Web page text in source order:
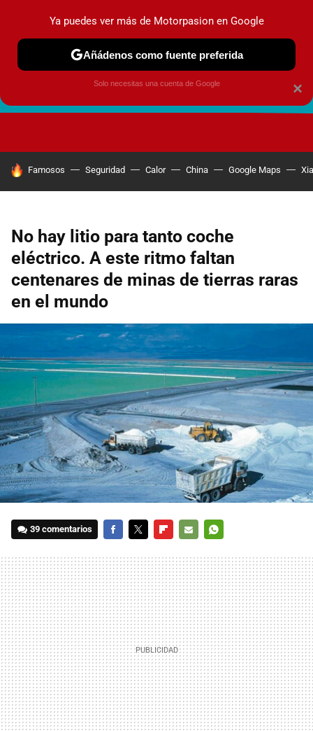
HOY SE HABLA DE
Famosos Seguridad Calor China Google Maps
No hay litio para tanto coche
eléctrico. A este ritmo faltan
centenares de minas de tierras raras
en el mundo
39 comentarios
MAIL
×
Ya puedes ver más de Motorpasion en Google
Añádenos como fuente preferida
Solo necesitas una cuenta de Google